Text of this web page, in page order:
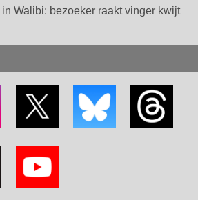
Walibi: bezoeker raakt vinger kwijt